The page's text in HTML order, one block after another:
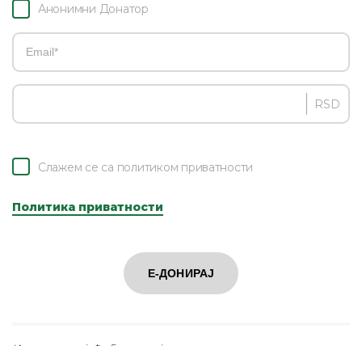
Анонимни Донатор
RSD
Слажем се са политиком приватности
Политика приватности
Е-ДОНИРАЈ